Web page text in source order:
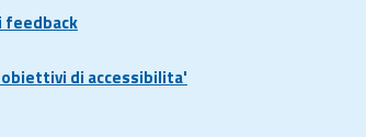
feedback
di accessibilita'